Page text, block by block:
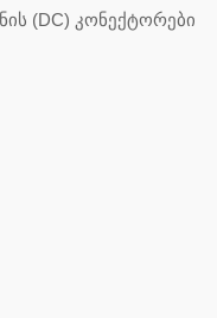
(DC) კონექტორები